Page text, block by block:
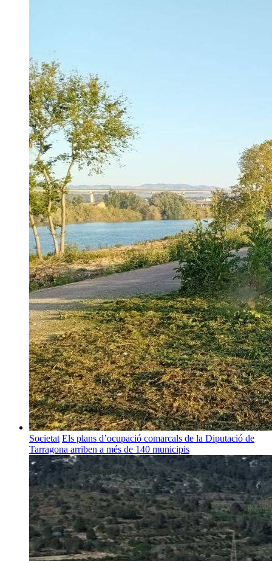
Societat Els plans d’ocupació comarcals de la Diputació de
Tarragona arriben a més de 140 municipis